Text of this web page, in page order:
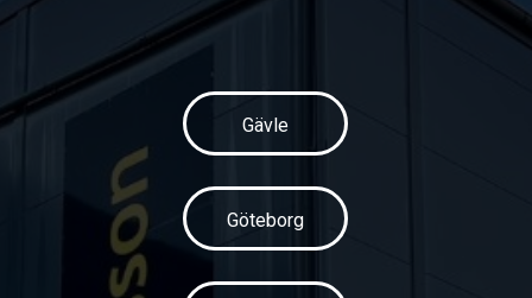
Gävle
Göteborg